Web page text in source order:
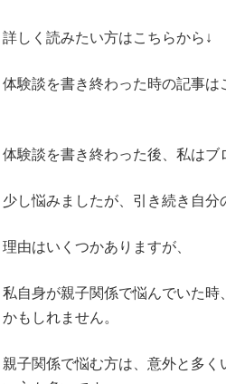
詳しく読みたい方はこちらから↓
体験談を書き終わった時の記事は
体験談を書き終わった後、私はブ
少し悩みましたが、引き続き自分
理由はいくつかありますが、
私自身が親子関係で悩んでいた
かもしれません。
親子関係で悩む方は、意外と多